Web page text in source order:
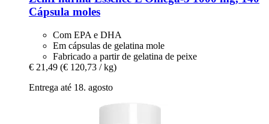
Cápsula moles
Com EPA e DHA
Em cápsulas de gelatina mole
Fabricado a partir de gelatina de peixe
€ 21,49 (€ 120,73 / kg)
Entrega até 18. agosto